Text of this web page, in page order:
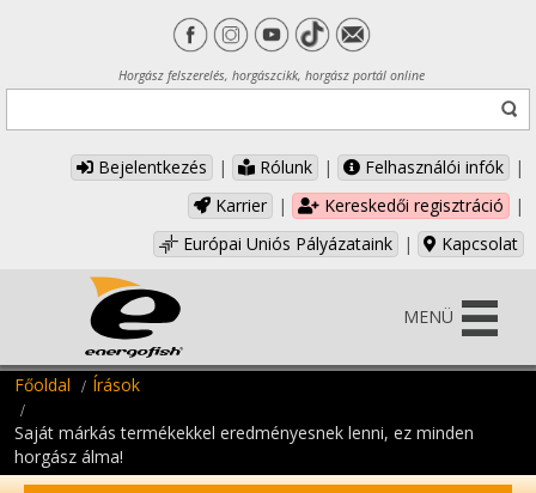
Horgász felszerelés, horgászcikk, horgász portál online
Bejelentkezés | Rólunk | Felhasználói infók
|
Karrier
| Kereskedői regisztráció
|
Európai Uniós Pályázataink
| Kapcsolat
MENÜ
Főoldal Írások
Saját márkás termékekkel eredményesnek lenni, ez minden
horgász álma!